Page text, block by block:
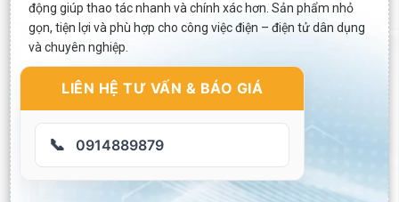
động giúp thao tác nhanh và chính xác hơn. Sản phẩm nhỏ
gọn, tiện lợi và phù hợp cho công việc điện – điện tử dân dụng
và chuyên nghiệp.
LIÊN HỆ TƯ VẤN & BÁO GIÁ
📞 0914889879